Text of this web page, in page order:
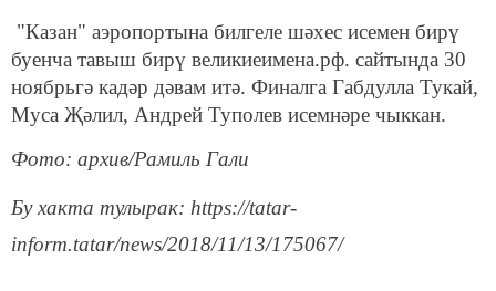
"Казан" аэропортына билгеле шәхес исемен бирү
буенча тавыш бирү великиеимена.рф. сайтында 30
ноябрьгә кадәр дәвам итә. Финалга Габдулла Тукай,
Муса Җәлил, Андрей Туполев исемнәре чыккан.
Фото: архив/Рамиль Гали
Бу хакта тулырак: https://tatar-
inform.tatar/news/2018/11/13/175067/